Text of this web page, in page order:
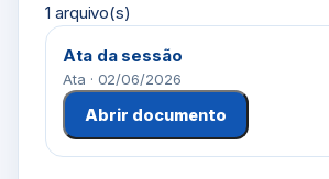
1 arquivo(s)
Ata da sessão
Ata · 02/06/2026
Abrir documento